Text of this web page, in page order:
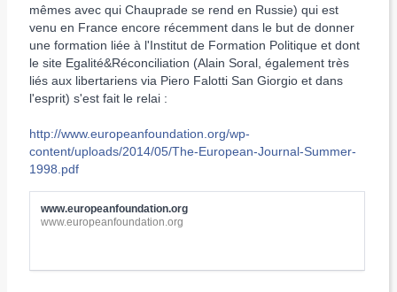
mêmes avec qui Chauprade se rend en Russie) qui est
venu en France encore récemment dans le but de donner
une formation liée à l'Institut de Formation Politique et dont
le site Egalité&Réconciliation (Alain Soral, également très
liés aux libertariens via Piero Falotti San Giorgio et dans
l'esprit) s'est fait le relai :
http://www.europeanfoundation.org/wp-
content/uploads/2014/05/The-European-Journal-Summer-
1998.pdf
www.europeanfoundation.org
www.europeanfoundation.org